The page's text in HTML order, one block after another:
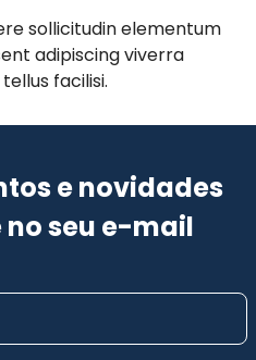
sollicitudin elementum
adipiscing viverra
facilisi.
e novidades
seu e-mail